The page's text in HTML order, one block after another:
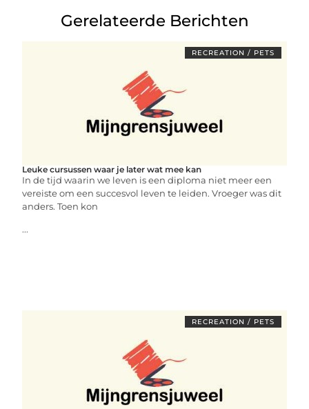
Gerelateerde Berichten
RECREATION / PETS
Leuke cursussen waar je later wat mee kan
In de tijd waarin we leven is een diploma niet meer een
vereiste om een succesvol leven te leiden. Vroeger was dit
anders. Toen kon
...
RECREATION / PETS